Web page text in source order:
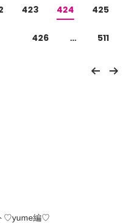
423 424 425
426 … 511
♡yume編♡